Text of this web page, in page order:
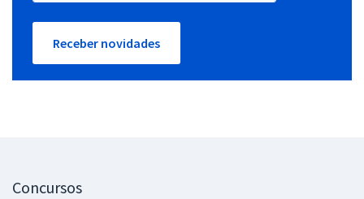
Receber novidades
Concursos